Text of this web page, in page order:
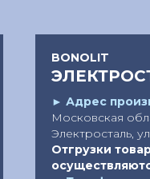
BONOLIT
► Адрес
Московская
Электросталь,
Отгрузки